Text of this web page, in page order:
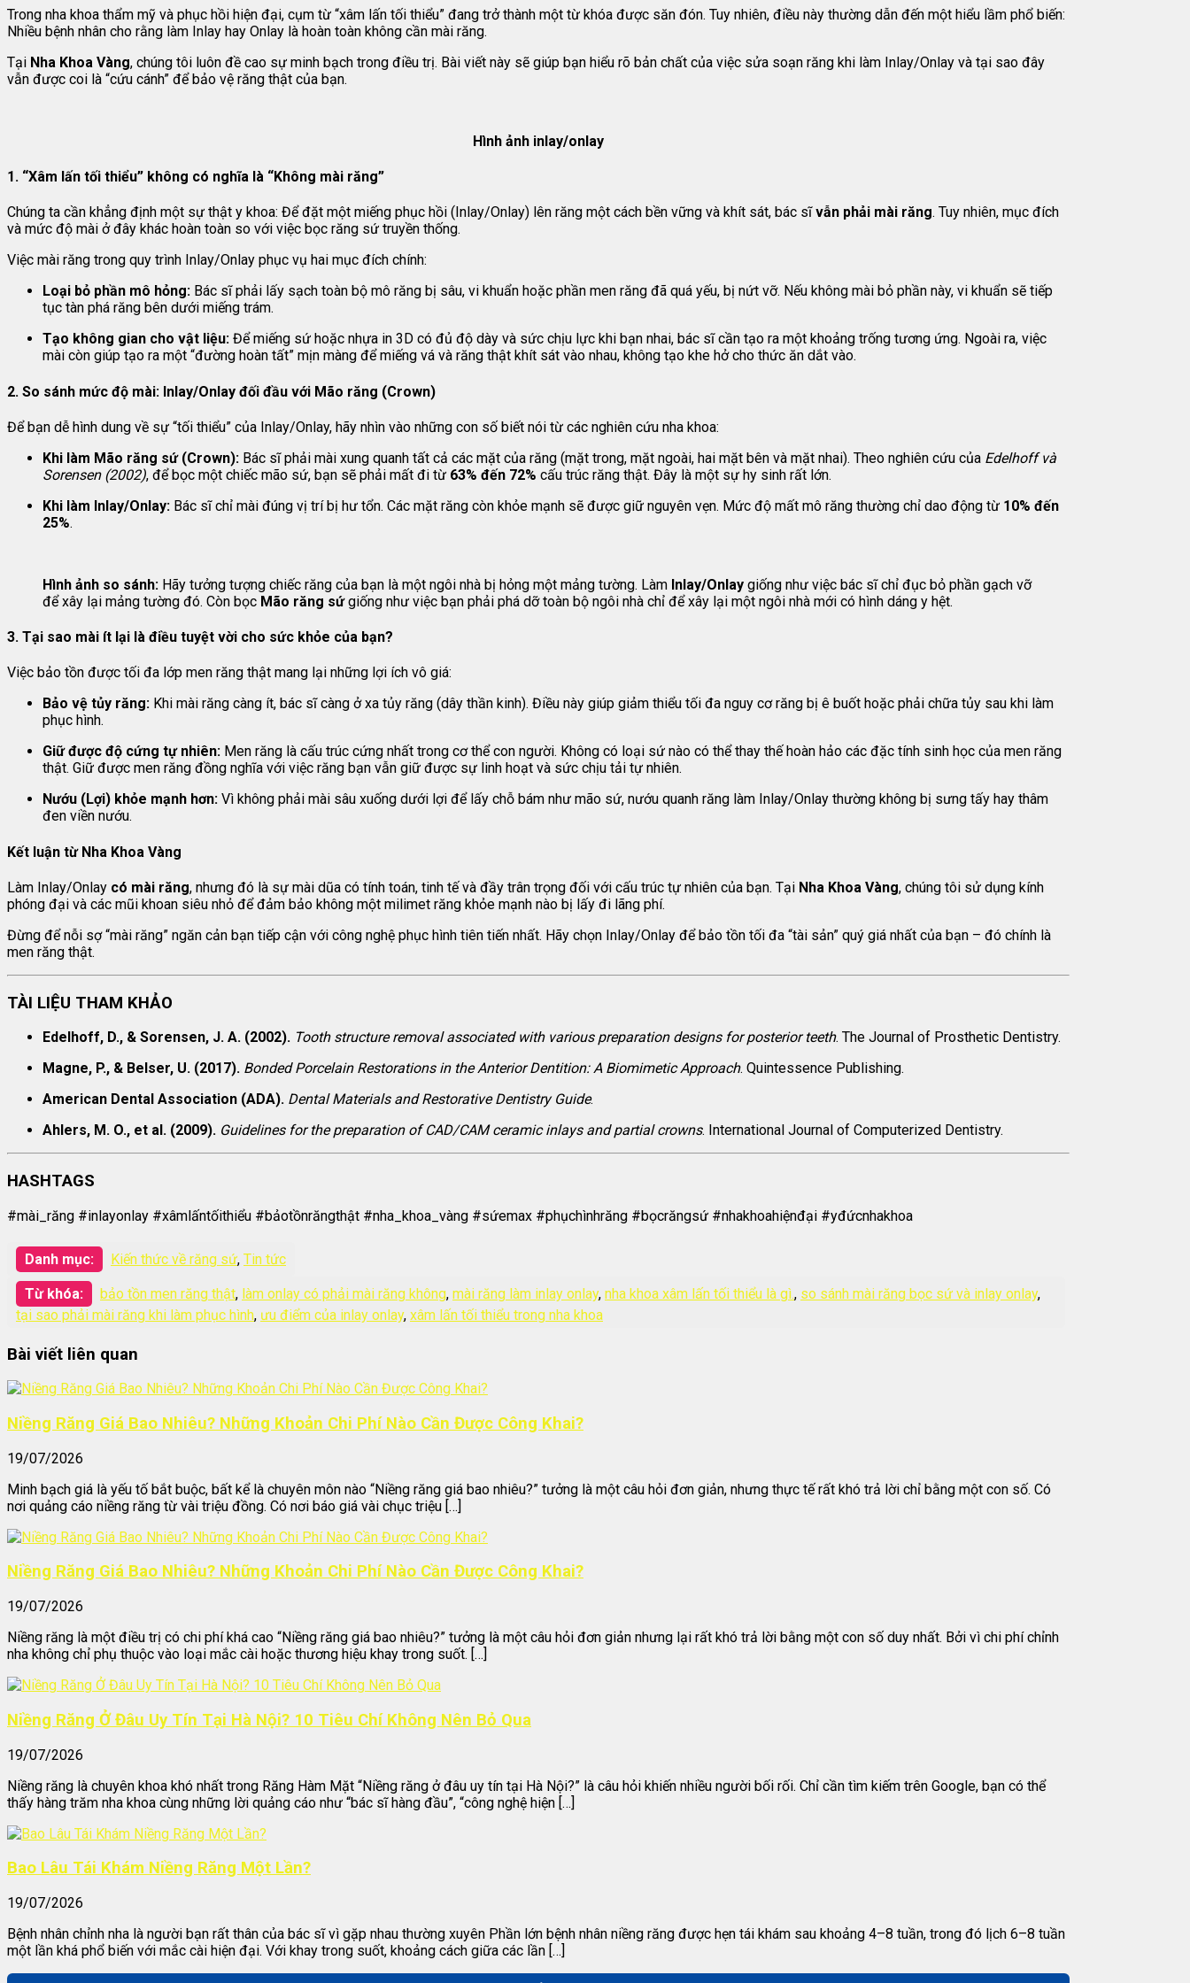
Trong nha khoa thẩm mỹ và phục hồi hiện đại, cụm từ “xâm lấn tối thiểu” đang trở thành một từ khóa được săn đón. Tuy nhiên, điều này thường dẫn đến một hiểu lầm phổ biến:
Nhiều bệnh nhân cho rằng làm Inlay hay Onlay là hoàn toàn không cần mài răng.
Tại Nha Khoa Vàng, chúng tôi luôn đề cao sự minh bạch trong điều trị. Bài viết này sẽ giúp bạn hiểu rõ bản chất của việc sửa soạn răng khi làm Inlay/Onlay và tại sao đây
vẫn được coi là “cứu cánh” để bảo vệ răng thật của bạn.
Hình ảnh inlay/onlay
1. “Xâm lấn tối thiểu” không có nghĩa là “Không mài răng”
Chúng ta cần khẳng định một sự thật y khoa: Để đặt một miếng phục hồi (Inlay/Onlay) lên răng một cách bền vững và khít sát, bác sĩvẫn phải mài răng. Tuy nhiên, mục đích
và mức độ mài ở đây khác hoàn toàn so với việc bọc răng sứ truyền thống.
Việc mài răng trong quy trình Inlay/Onlay phục vụ hai mục đích chính:
Loại bỏ phần mô hỏng: Bác sĩ phải lấy sạch toàn bộ mô răng bị sâu, vi khuẩn hoặc phần men răng đã quá yếu, bị nứt vỡ. Nếu không mài bỏ phần này, vi khuẩn sẽ tiếp
tục tàn phá răng bên dưới miếng trám.
Tạo không gian cho vật liệu: Để miếng sứ hoặc nhựa in 3D có đủ độ dày và sức chịu lực khi bạn nhai, bác sĩ cần tạo ra một khoảng trống tương ứng. Ngoài ra, việc
mài còn giúp tạo ra một “đường hoàn tất” mịn màng để miếng vá và răng thật khít sát vào nhau, không tạo khe hở cho thức ăn dắt vào.
2. So sánh mức độ mài: Inlay/Onlay đối đầu với Mão răng (Crown)
Để bạn dễ hình dung về sự “tối thiểu” của Inlay/Onlay, hãy nhìn vào những con số biết nói từ các nghiên cứu nha khoa:
Khi làm Mão răng sứ (Crown): Bác sĩ phải mài xung quanh tất cả các mặt của răng (mặt trong, mặt ngoài, hai mặt bên và mặt nhai). Theo nghiên cứu của Edelhoff và
Sorensen (2002), để bọc một chiếc mão sứ, bạn sẽ phải mất đi từ 63% đến 72% cấu trúc răng thật. Đây là một sự hy sinh rất lớn.
Khi làm Inlay/Onlay: Bác sĩ chỉ mài đúng vị trí bị hư tổn. Các mặt răng còn khỏe mạnh sẽ được giữ nguyên vẹn. Mức độ mất mô răng thường chỉ dao động từ 10% đến
25%.
Hình ảnh so sánh: Hãy tưởng tượng chiếc răng của bạn là một ngôi nhà bị hỏng một mảng tường. Làm Inlay/Onlay giống như việc bác sĩ chỉ đục bỏ phần gạch vỡ
để xây lại mảng tường đó. Còn bọc Mão răng sứgiống như việc bạn phải phá dỡ toàn bộ ngôi nhà chỉ để xây lại một ngôi nhà mới có hình dáng y hệt.
3. Tại sao mài ít lại là điều tuyệt vời cho sức khỏe của bạn?
Việc bảo tồn được tối đa lớp men răng thật mang lại những lợi ích vô giá:
Bảo vệ tủy răng: Khi mài răng càng ít, bác sĩ càng ở xa tủy răng (dây thần kinh). Điều này giúp giảm thiểu tối đa nguy cơ răng bị ê buốt hoặc phải chữa tủy sau khi làm
phục hình.
Giữ được độ cứng tự nhiên: Men răng là cấu trúc cứng nhất trong cơ thể con người. Không có loại sứ nào có thể thay thế hoàn hảo các đặc tính sinh học của men răng
thật. Giữ được men răng đồng nghĩa với việc răng bạn vẫn giữ được sự linh hoạt và sức chịu tải tự nhiên.
Nướu (Lợi) khỏe mạnh hơn: Vì không phải mài sâu xuống dưới lợi để lấy chỗ bám như mão sứ, nướu quanh răng làm Inlay/Onlay thường không bị sưng tấy hay thâm
đen viền nướu.
Kết luận từ Nha Khoa Vàng
Làm Inlay/Onlay có mài răng, nhưng đó là sự mài dũa có tính toán, tinh tế và đầy trân trọng đối với cấu trúc tự nhiên của bạn. Tại Nha Khoa Vàng, chúng tôi sử dụng kính
phóng đại và các mũi khoan siêu nhỏ để đảm bảo không một milimet răng khỏe mạnh nào bị lấy đi lãng phí.
Đừng để nỗi sợ “mài răng” ngăn cản bạn tiếp cận với công nghệ phục hình tiên tiến nhất. Hãy chọn Inlay/Onlay để bảo tồn tối đa “tài sản” quý giá nhất của bạn – đó chính là
men răng thật.
TÀI LIỆU THAM KHẢO
Edelhoff, D., & Sorensen, J. A. (2002). Tooth structure removal associated with various preparation designs for posterior teeth. The Journal of Prosthetic Dentistry.
Magne, P., & Belser, U. (2017). Bonded Porcelain Restorations in the Anterior Dentition: A Biomimetic Approach. Quintessence Publishing.
American Dental Association (ADA). Dental Materials and Restorative Dentistry Guide.
Ahlers, M. O., et al. (2009). Guidelines for the preparation of CAD/CAM ceramic inlays and partial crowns. International Journal of Computerized Dentistry.
HASHTAGS
#mài_răng #inlayonlay #xâmlấntốithiểu #bảotồnrăngthật #nha_khoa_vàng #sứemax #phụchìnhrăng #bọcrăngsứ #nhakhoahiệnđại #yđứcnhakhoa
Danh mục: Kiến thức về răng sứ, Tin tức
Từ khóa: bảo tồn men răng thật, làm onlay có phải mài răng không, mài răng làm inlay onlay, nha khoa xâm lấn tối thiểu là gì., so sánh mài răng bọc sứ và inlay onlay,
tại sao phải mài răng khi làm phục hình, ưu điểm của inlay onlay, xâm lấn tối thiểu trong nha khoa
Bài viết liên quan
Niềng Răng Giá Bao Nhiêu? Những Khoản Chi Phí Nào Cần Được Công Khai?
19/07/2026
Minh bạch giá là yếu tố bắt buộc, bất kể là chuyên môn nào “Niềng răng giá bao nhiêu?” tưởng là một câu hỏi đơn giản, nhưng thực tế rất khó trả lời chỉ bằng một con số. Có
nơi quảng cáo niềng răng từ vài triệu đồng. Có nơi báo giá vài chục triệu […]
Niềng Răng Giá Bao Nhiêu? Những Khoản Chi Phí Nào Cần Được Công Khai?
19/07/2026
Niềng răng là một điều trị có chi phí khá cao “Niềng răng giá bao nhiêu?” tưởng là một câu hỏi đơn giản nhưng lại rất khó trả lời bằng một con số duy nhất. Bởi vì chi phí chỉnh
nha không chỉ phụ thuộc vào loại mắc cài hoặc thương hiệu khay trong suốt. […]
Niềng Răng Ở Đâu Uy Tín Tại Hà Nội? 10 Tiêu Chí Không Nên Bỏ Qua
19/07/2026
Niềng răng là chuyên khoa khó nhất trong Răng Hàm Mặt “Niềng răng ở đâu uy tín tại Hà Nội?” là câu hỏi khiến nhiều người bối rối. Chỉ cần tìm kiếm trên Google, bạn có thể
thấy hàng trăm nha khoa cùng những lời quảng cáo như “bác sĩ hàng đầu”, “công nghệ hiện […]
Bao Lâu Tái Khám Niềng Răng Một Lần?
19/07/2026
Bệnh nhân chỉnh nha là người bạn rất thân của bác sĩ vì gặp nhau thường xuyên Phần lớn bệnh nhân niềng răng được hẹn tái khám sau khoảng 4–8 tuần, trong đó lịch 6–8 tuần
một lần khá phổ biến với mắc cài hiện đại. Với khay trong suốt, khoảng cách giữa các lần […]